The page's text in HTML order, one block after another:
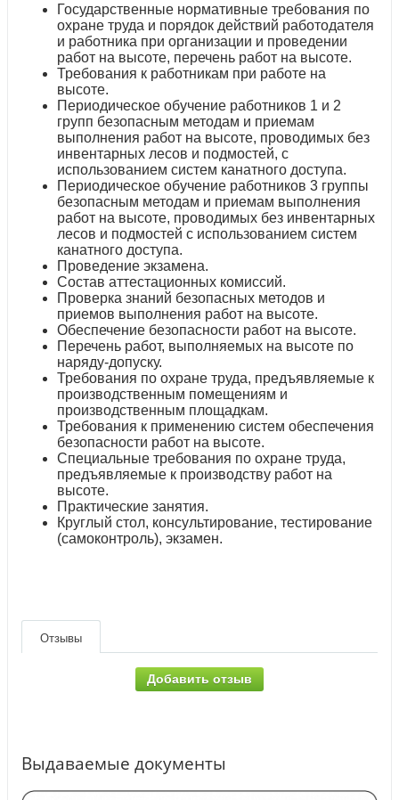
Государственные нормативные требования по
охране труда и порядок действий работодателя
и работника при организации и проведении
работ на высоте, перечень работ на высоте.
Требования к работникам при работе на
высоте.
Периодическое обучение работников 1 и 2
групп безопасным методам и приемам
выполнения работ на высоте, проводимых без
инвентарных лесов и подмостей, с
использованием систем канатного доступа.
Периодическое обучение работников 3 группы
безопасным методам и приемам выполнения
работ на высоте, проводимых без инвентарных
лесов и подмостей с использованием систем
канатного доступа.
Проведение экзамена.
Состав аттестационных комиссий.
Проверка знаний безопасных методов и
приемов выполнения работ на высоте.
Обеспечение безопасности работ на высоте.
Перечень работ, выполняемых на высоте по
наряду-допуску.
Требования по охране труда, предъявляемые к
производственным помещениям и
производственным площадкам.
Требования к применению систем обеспечения
безопасности работ на высоте.
Специальные требования по охране труда,
предъявляемые к производству работ на
высоте.
Практические занятия.
Круглый стол, консультирование, тестирование
(самоконтроль), экзамен.
Отзывы
Добавить отзыв
Выдаваемые документы